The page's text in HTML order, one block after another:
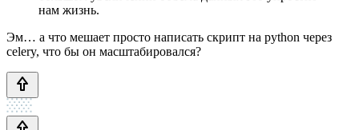
нам жизнь.
Эм… а что мешает просто написать скрипт на python через
celery, что бы он масштабировался?